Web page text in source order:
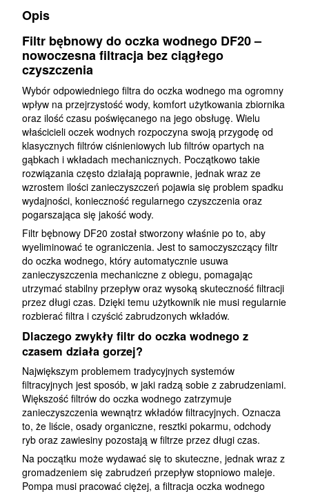
Opis
Filtr bębnowy do oczka wodnego DF20 –
nowoczesna filtracja bez ciągłego
czyszczenia
Wybór odpowiedniego filtra do oczka wodnego ma ogromny
wpływ na przejrzystość wody, komfort użytkowania zbiornika
oraz ilość czasu poświęcanego na jego obsługę. Wielu
właścicieli oczek wodnych rozpoczyna swoją przygodę od
klasycznych filtrów ciśnieniowych lub filtrów opartych na
gąbkach i wkładach mechanicznych. Początkowo takie
rozwiązania często działają poprawnie, jednak wraz ze
wzrostem ilości zanieczyszczeń pojawia się problem spadku
wydajności, konieczność regularnego czyszczenia oraz
pogarszająca się jakość wody.
Filtr bębnowy DF20 został stworzony właśnie po to, aby
wyeliminować te ograniczenia. Jest to samoczyszczący filtr
do oczka wodnego, który automatycznie usuwa
zanieczyszczenia mechaniczne z obiegu, pomagając
utrzymać stabilny przepływ oraz wysoką skuteczność filtracji
przez długi czas. Dzięki temu użytkownik nie musi regularnie
rozbierać filtra i czyścić zabrudzonych wkładów.
Dlaczego zwykły filtr do oczka wodnego z
czasem działa gorzej?
Największym problemem tradycyjnych systemów
filtracyjnych jest sposób, w jaki radzą sobie z zabrudzeniami.
Większość filtrów do oczka wodnego zatrzymuje
zanieczyszczenia wewnątrz wkładów filtracyjnych. Oznacza
to, że liście, osady organiczne, resztki pokarmu, odchody
ryb oraz zawiesiny pozostają w filtrze przez długi czas.
Na początku może wydawać się to skuteczne, jednak wraz z
gromadzeniem się zabrudzeń przepływ stopniowo maleje.
Pompa musi pracować ciężej, a filtracja oczka wodnego